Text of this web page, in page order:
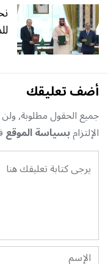
أضف تعليقك
جميع الحقول مطلوبة,
الإلتزامبسياسة الموقع